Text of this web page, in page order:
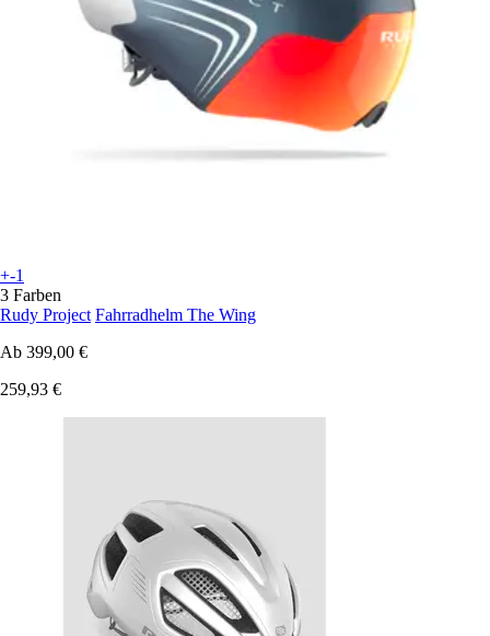
+-1
3 Farben
Rudy Project Fahrradhelm The Wing
Ab 399,00 €
259,93 €